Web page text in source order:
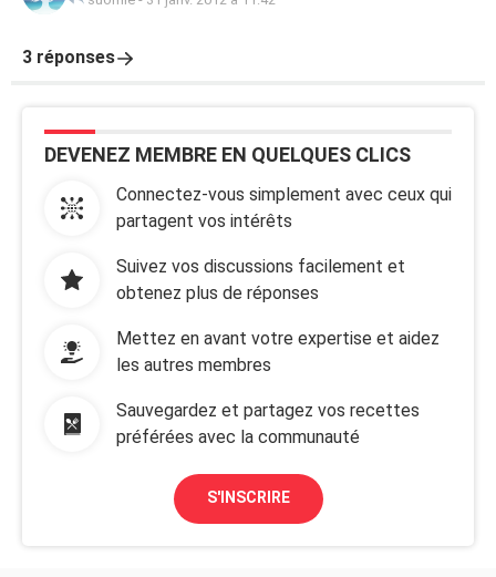
3 réponses
DEVENEZ MEMBRE EN QUELQUES CLICS
Connectez-vous simplement avec ceux qui
partagent vos intérêts
Suivez vos discussions facilement et
obtenez plus de réponses
Mettez en avant votre expertise et aidez
les autres membres
Sauvegardez et partagez vos recettes
préférées avec la communauté
S'INSCRIRE